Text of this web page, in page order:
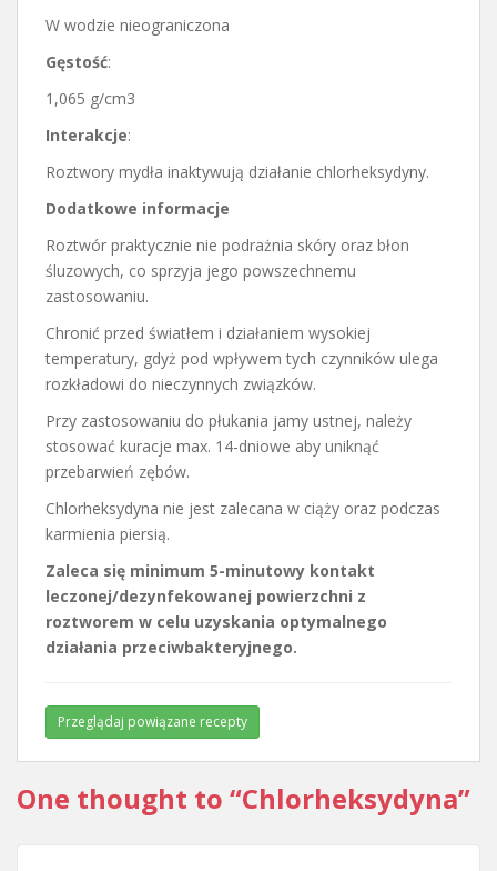
W wodzie nieograniczona
Gęstość:
1,065 g/cm3
Interakcje:
Roztwory mydła inaktywują działanie chlorheksydyny.
Dodatkowe informacje
Roztwór praktycznie nie podrażnia skóry oraz błon
śluzowych, co sprzyja jego powszechnemu
zastosowaniu.
Chronić przed światłem i działaniem wysokiej
temperatury, gdyż pod wpływem tych czynników ulega
rozkładowi do nieczynnych związków.
Przy zastosowaniu do płukania jamy ustnej, należy
stosować kuracje max. 14-dniowe aby uniknąć
przebarwień zębów.
Chlorheksydyna nie jest zalecana w ciąży oraz podczas
karmienia piersią.
Zaleca się minimum 5-minutowy kontakt
leczonej/dezynfekowanej powierzchni z
roztworem w celu uzyskania optymalnego
działania przeciwbakteryjnego.
Przeglądaj powiązane recepty
One thought to “Chlorheksydyna”